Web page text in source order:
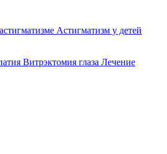
Астигматизм у детей
Витрэктомия глаза Лечение